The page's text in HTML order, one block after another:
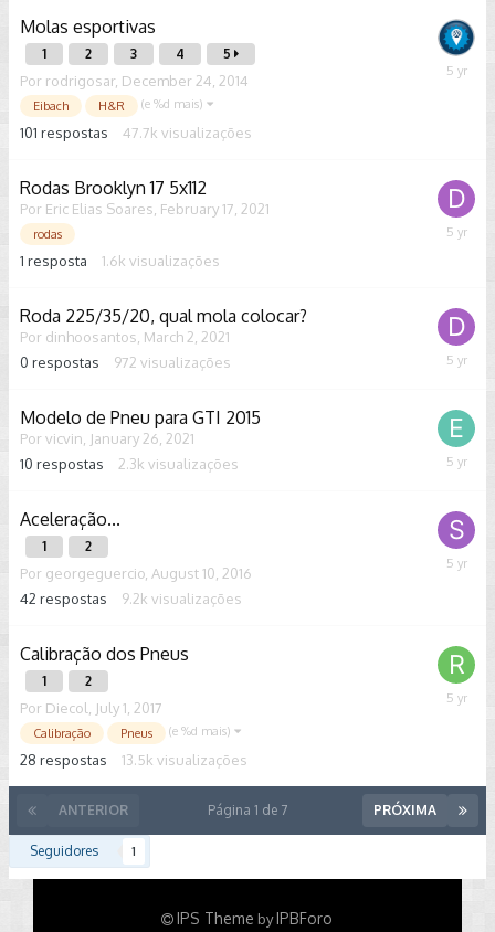
Molas esportivas
1 2 3 4 5
Por rodrigosar December 24, 2014
Eibach H&R (e %d mais)
101 respostas 47.7k visualizações
May
Rodas Brooklyn 17 5x112
Por Eric Elias Soares February 17, 2021
rodas
1 resposta 1.6k visualizações
April
Roda 225/35/20, qual mola colocar?
Por dinhoosantos March 2, 2021
0 respostas 972 visualizações
March
Modelo de Pneu para GTI 2015
Por vicvin January 26, 2021
10 respostas 2.3k visualizações
February
Aceleração...
1 2
Por georgeguercio August 10, 2016
42 respostas 9.2k visualizações
February
Calibração dos Pneus
1 2
Por Diecol July 1, 2017
Calibração Pneus (e %d mais)
28 respostas 13.5k visualizações
February
ANTERIOR PRÓXIMA
Página 1 de 7
Seguidores 1
IPS Theme byIPBForo